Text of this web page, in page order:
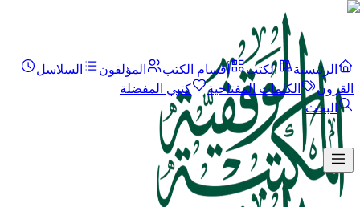
الرئيسية الكتب أقسام الكتب المؤلفون
السلاسل
القرون
الكلمات المفتاحية
كتبي المفضلة
البحث